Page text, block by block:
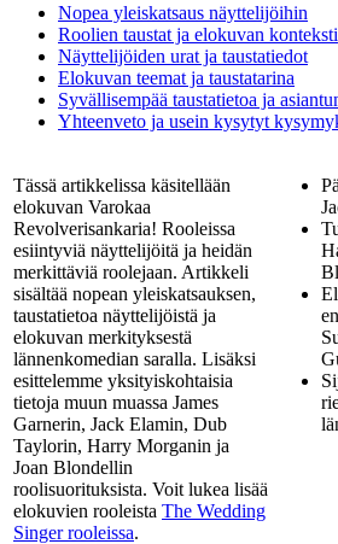
Nopea yleiskatsaus näyttelijöihin
Roolien taustat ja elokuvan konteksti
Näyttelijöiden urat ja taustatiedot
Elokuvan teemat ja taustatarina
Syvällisempää taustatietoa ja
Yhteenveto ja usein kysytyt
Tässä artikkelissa käsitellään
elokuvan Varokaa
Revolverisankaria! Rooleissa
esiintyviä näyttelijöitä ja heidän
merkittäviä roolejaan. Artikkeli
sisältää nopean yleiskatsauksen,
taustatietoa näyttelijöistä ja
elokuvan merkityksestä
lännenkomedian saralla. Lisäksi
esittelemme yksityiskohtaisia
tietoja muun muassa James
Garnerin, Jack Elamin, Dub
Taylorin, Harry Morganin ja
Joan Blondellin
roolisuorituksista. Voit lukea lisää
elokuvien rooleista The Wedding
Singer rooleissa.